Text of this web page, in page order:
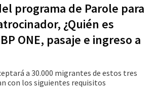
programa de Parole para
¿Quién es
ONE, pasaje e ingreso a
a 30.000 migrantes de estos tres
con los siguientes requisitos